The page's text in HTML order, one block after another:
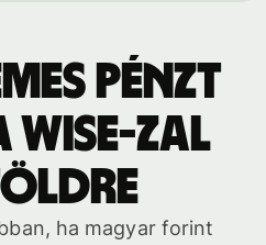
pénzt
zal
ha magyar forint